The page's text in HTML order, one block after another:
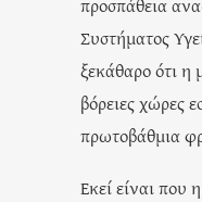
προσπάθεια
Συστήματος
ξεκάθαρο ότι η
βόρειες χώρες
πρωτοβάθμια
Εκεί είναι που